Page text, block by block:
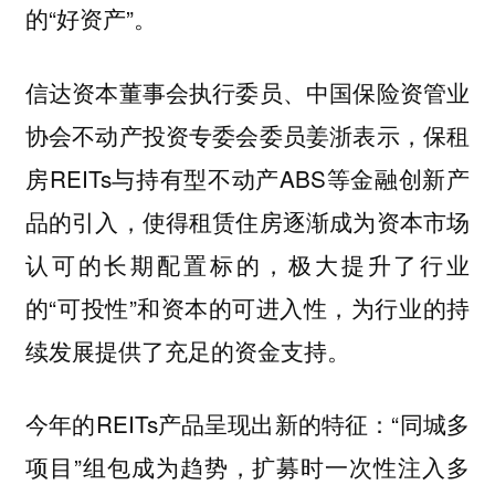
的“好资产”。
信达资本董事会执行委员、中国保险资管业
协会不动产投资专委会委员姜浙表示，保租
房REITs与持有型不动产ABS等金融创新产
品的引入，使得租赁住房逐渐成为资本市场
认可的长期配置标的，极大提升了行业
的“可投性”和资本的可进入性，为行业的持
续发展提供了充足的资金支持。
今年的REITs产品呈现出新的特征：“同城多
项目”组包成为趋势，扩募时一次性注入多